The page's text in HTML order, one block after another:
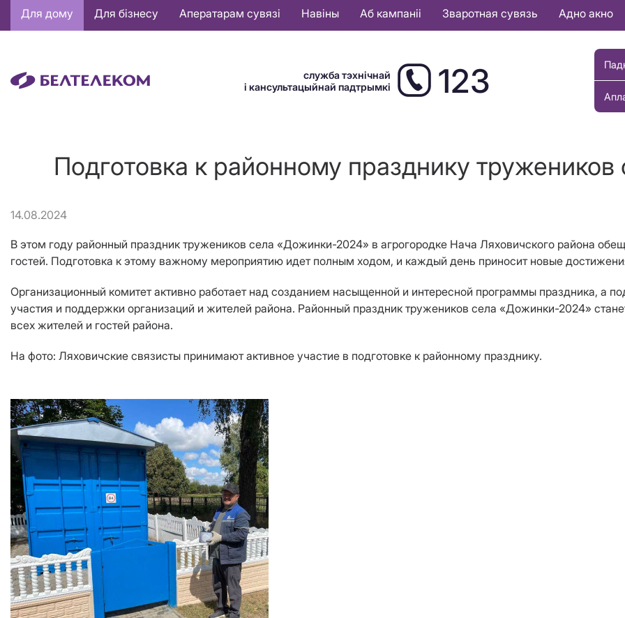
Основная
навигация
Для дому Для бізнесу Аператарам сувязі Навіны Аб кампаніі Зваротная сувязь Адно акно
служба тэхнічнай
і кансультацыйнай падтрымкі
123
Подготовка к районному празднику
14.08.2024
В этом году районный праздник тружеников села «Дожинки-2024» в агрогородке Нача Ляховичского района
гостей. Подготовка к этому важному мероприятию идет полным ходом, и каждый день приносит новые
Организационный комитет активно работает над созданием насыщенной и интересной программы праздника, а
участия и поддержки организаций и жителей района. Районный праздник тружеников села «Дожинки-2024»
всех жителей и гостей района.
На фото: Ляховичские связисты принимают активное участие в подготовке к районному празднику.